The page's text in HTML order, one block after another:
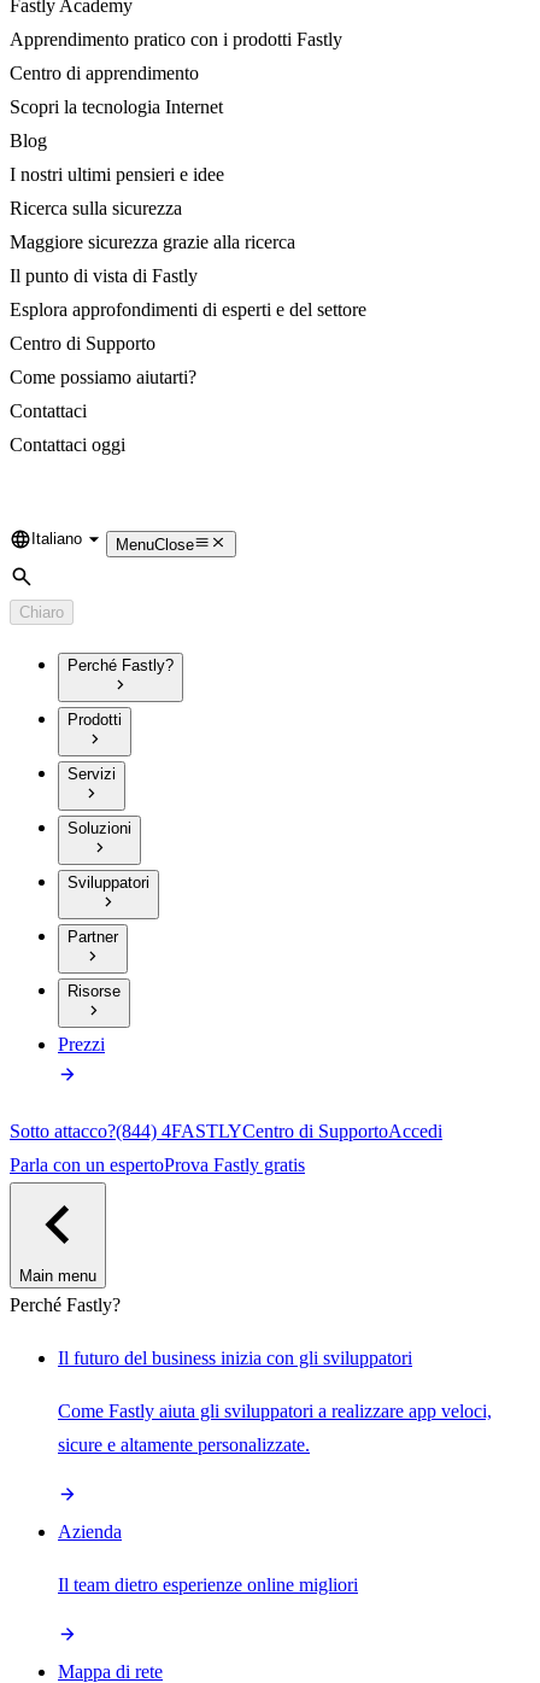
Fastly Academy
Apprendimento pratico con i prodotti Fastly
Centro di apprendimento
Scopri la tecnologia Internet
Blog
I nostri ultimi pensieri e idee
Ricerca sulla sicurezza
Maggiore sicurezza grazie alla ricerca
Il punto di vista di Fastly
Esplora approfondimenti di esperti e del settore
Centro di Supporto
Come possiamo aiutarti?
Contattaci
Contattaci oggi
Language
Italiano MenuClose
Cerca
Chiaro
Perché Fastly?
Prodotti
Servizi
Soluzioni
Sviluppatori
Partner
Risorse
Prezzi
Sotto attacco?(844) 4FASTLYCentro di SupportoAccedi
Parla con un espertoProva Fastly gratis
Main menu
Perché Fastly?
Il futuro del business inizia con gli sviluppatori
Come Fastly aiuta gli sviluppatori a realizzare app veloci,
sicure e altamente personalizzate.
Azienda
Il team dietro esperienze online migliori
Mappa di rete